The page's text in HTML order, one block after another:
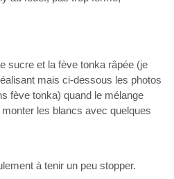
sucre et la fève tonka râpée (je
mais ci-dessous les photos
fève tonka) quand le mélange
les blancs avec quelques
à tenir un peu stopper.